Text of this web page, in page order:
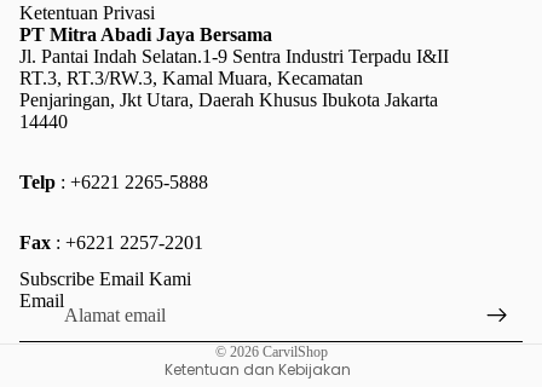
Ketentuan Privasi
PT Mitra Abadi Jaya Bersama
Jl. Pantai Indah Selatan.1-9 Sentra Industri Terpadu I&II
RT.3, RT.3/RW.3, Kamal Muara, Kecamatan
Penjaringan, Jkt Utara, Daerah Khusus Ibukota Jakarta
14440
Telp : +6221 2265-5888
Fax : +6221 2257-2201
Subscribe Email Kami
Email
© 2026 CarvilShop
Ketentuan dan Kebijakan